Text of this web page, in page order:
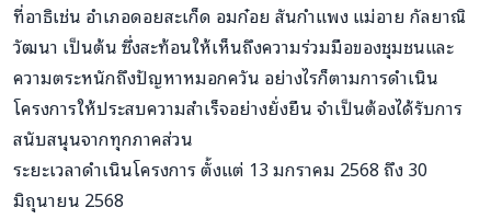
ที่อาธิเช่น อำเภอดอยสะเก็ด อมก๋อย สันกำแพง แม่อาย กัลยาณิ
วัฒนา เป็นต้น ซึ่งสะท้อนให้เห็นถึงความร่วมมือของชุมชนและ
ความตระหนักถึงปัญหาหมอกควัน อย่างไรก็ตามการดำเนิน
โครงการให้ประสบความสำเร็จอย่างยั่งยืน จำเป็นต้องได้รับการ
สนับสนุนจากทุกภาคส่วน
ระยะเวลาดำเนินโครงการ ตั้งแต่ 13 มกราคม 2568 ถึง 30
มิถุนายน 2568